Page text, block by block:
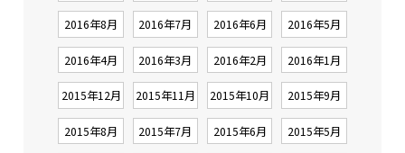
2016年8月 2016年7月 2016年6月 2016年5月
2016年4月 2016年3月 2016年2月 2016年1月
2015年12月 2015年11月 2015年10月 2015年9月
2015年8月 2015年7月 2015年6月 2015年5月